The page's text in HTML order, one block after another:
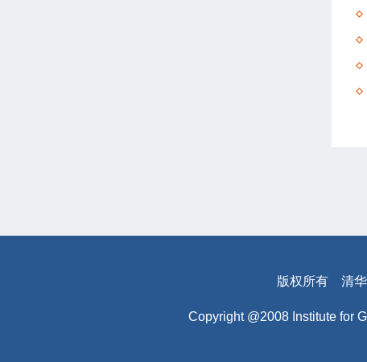
版权所有 清
Copyright @2008 Institute for